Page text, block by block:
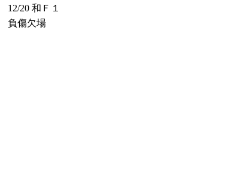
12/20 和Ｆ１
負傷欠場